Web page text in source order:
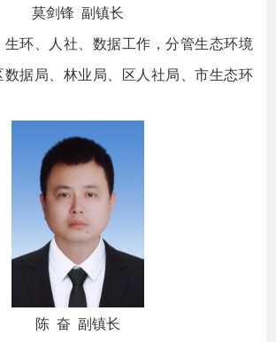
莫剑锋 副镇长
环、人社、数据工作，分管生态环境
据局、林业局、区人社局、市生态环
陈 奋 副镇长